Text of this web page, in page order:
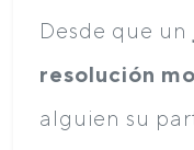
Desde que un
resolución
alguien su